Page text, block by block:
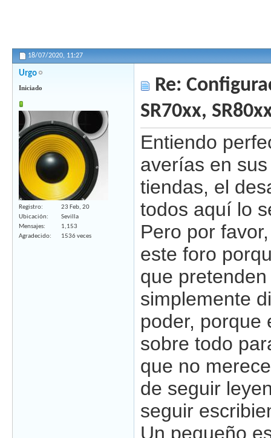
18/07/2020, 11:27
Urgo
Iniciado
Registro
23 Feb, 20
Ubicación
Sevilla
Mensajes
1,153
Agradecido
1536 veces
Re:
SR70xx,
Entiendo
averías en
tiendas, el
todos aquí lo
Pero por
este foro
que
simplemente
poder, porque
sobre todo
que no
de seguir
seguir
Un pequeño